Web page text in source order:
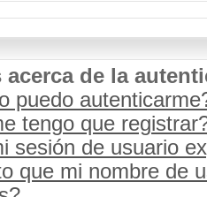
acerca de la
puedo
tengo que
sesión de usuario
que mi nombre de